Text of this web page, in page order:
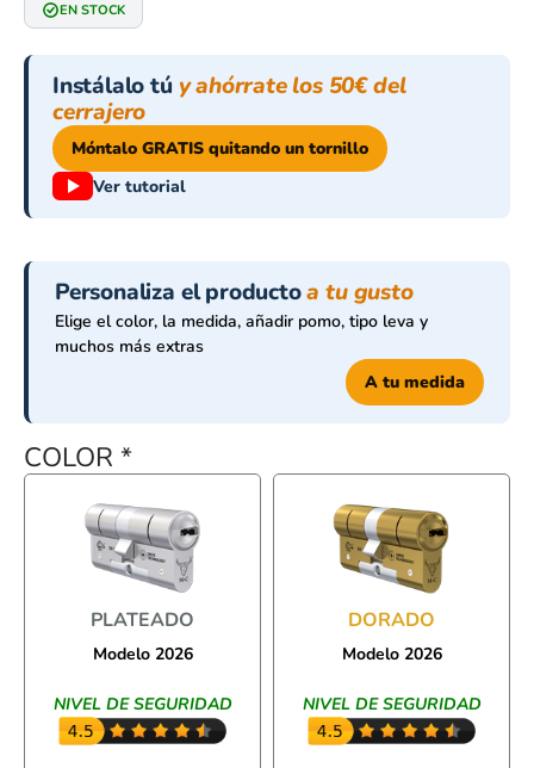
EN STOCK
Instálalo tú y ahórrate los 50€ del
cerrajero
Móntalo GRATIS quitando un tornillo
Ver tutorial
Personaliza el productoa tu gusto
Elige el color, la medida, añadir pomo, tipo leva y
muchos más extras
A tu medida
COLOR *
PLATEADO
Modelo 2026
NIVEL DE SEGURIDAD
DORADO
Modelo 2026
NIVEL DE SEGURIDAD